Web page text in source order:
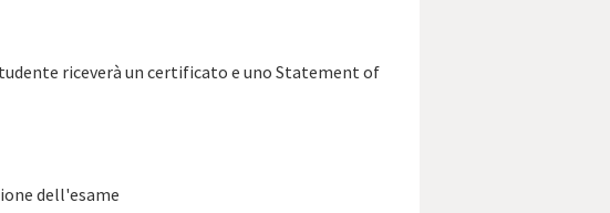
riceverà un certificato e uno Statement of
dell'esame